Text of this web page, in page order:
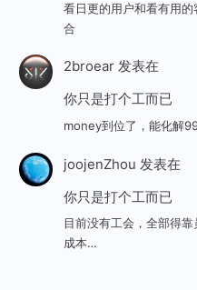
看日更的用户和看有用
合
2broear发表在
你只是打个工而已
money到位了，能化解
joojenZhou 发表在
你只是打个工而已
目前没有工会，全部得靠
成本…